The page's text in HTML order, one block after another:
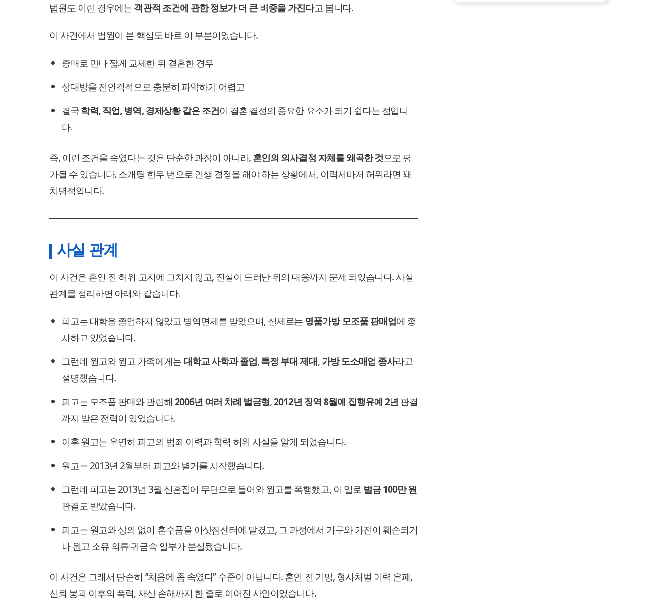
법원도 이런 경우에는객관적 조건에 관한 정보가 더 큰 비중을 가진다고 봅니다.
이 사건에서 법원이 본 핵심도 바로 이 부분이었습니다.
중매로 만나 짧게 교제한 뒤 결혼한 경우
상대방을 전인격적으로 충분히 파악하기 어렵고
결국학력, 직업, 병역, 경제상황 같은 조건이 결혼 결정의 중요한 요소가 되기 쉽다는 점입니
다.
즉, 이런 조건을 속였다는 것은 단순한 과장이 아니라,혼인의 의사결정 자체를 왜곡한 것으로 평
가될 수 있습니다. 소개팅 한두 번으로 인생 결정을 해야 하는 상황에서, 이력서마저 허위라면 꽤
치명적입니다.
사실 관계
이 사건은 혼인 전 허위 고지에 그치지 않고, 진실이 드러난 뒤의 대응까지 문제 되었습니다. 사실
관계를 정리하면 아래와 같습니다.
피고는 대학을 졸업하지 않았고 병역면제를 받았으며, 실제로는 명품가방 모조품 판매업에 종
사하고 있었습니다.
그런데 원고와 원고 가족에게는대학교 사학과 졸업,특정 부대 제대,가방 도소매업 종사라고
설명했습니다.
피고는 모조품 판매와 관련해2006년 여러 차례 벌금형,2012년 징역 8월에 집행유예 2년 판결
까지 받은 전력이 있었습니다.
이후 원고는 우연히 피고의 범죄 이력과 학력 허위 사실을 알게 되었습니다.
원고는 2013년 2월부터 피고와 별거를 시작했습니다.
그런데 피고는 2013년 3월 신혼집에 무단으로 들어와 원고를 폭행했고, 이 일로 벌금 100만 원
판결도 받았습니다.
피고는 원고와 상의 없이 혼수품을 이삿짐센터에 맡겼고, 그 과정에서 가구와 가전이 훼손되거
나 원고 소유 의류·귀금속 일부가 분실됐습니다.
이 사건은 그래서 단순히 “처음에 좀 속였다” 수준이 아닙니다. 혼인 전 기망, 형사처벌 이력 은폐,
신뢰 붕괴 이후의 폭력, 재산 손해까지 한 줄로 이어진 사안이었습니다.